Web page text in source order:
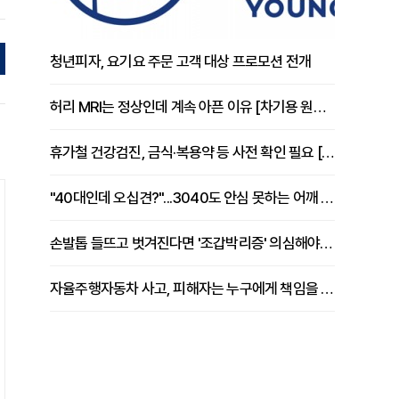
청년피자, 요기요 주문 고객 대상 프로모션 전개
허리 MRI는 정상인데 계속 아픈 이유 [차기용 원장 칼럼]
휴가철 건강검진, 금식·복용약 등 사전 확인 필요 [정도감 원장 칼럼]
"40대인데 오십견?"...3040도 안심 못하는 어깨 유착성 관절낭염
손발톱 들뜨고 벗겨진다면 '조갑박리증' 의심해야 [김철윤 원장 칼럼]
자율주행자동차 사고, 피해자는 누구에게 책임을 물을 수 있을까